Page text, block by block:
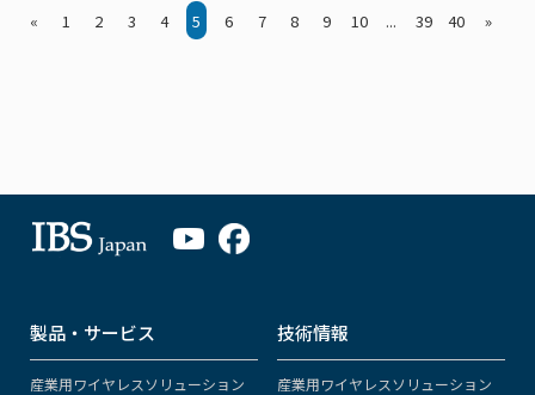
« 1 2 3 4 5 6 7 8 9 10 ... 39 40 »
製品・サービス
産業用ワイヤレスソリューション
技術情報
産業用ワイヤレスソリューション